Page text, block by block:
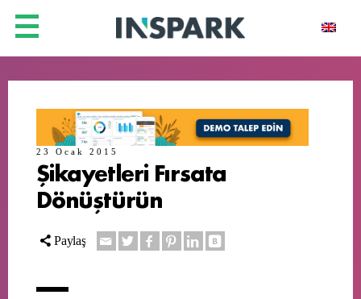
23 Ocak 2015
Şikayetleri Fırsata
Dönüştürün
Paylaş